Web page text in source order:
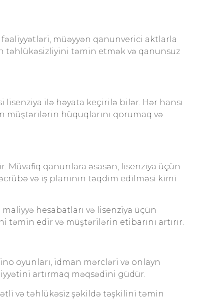
müəyyən qanunverici aktlarla
təhlükəsizliyini təmin etmək və qanunsuz
lisenziya ilə həyata keçirilə bilər. Hər hansı
müştərilərin hüquqlarını qorumaq və
qanunlara əsasən, lisenziya üçün
və iş planının təqdim edilməsi kimi
hesabatları və lisenziya üçün
edir və müştərilərin etibarını artırır.
oyunları, idman mərcləri və onlayn
artırmaq məqsədini güdür.
və təhlükəsiz şəkildə təşkilini təmin